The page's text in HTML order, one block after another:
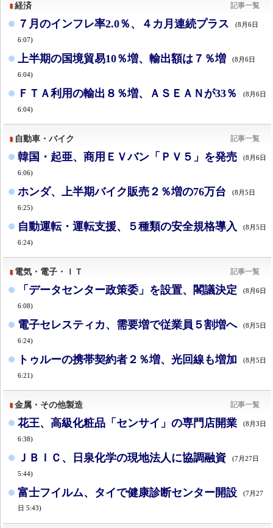
経済 記事一覧
７月のインフレ率2.0％、４カ月連続プラス (8月6日
6:07)
上半期の国境貿易10％増、輸出額は７％増 (8月6日
6:04)
ＦＴＡ利用の輸出８％増、ＡＳＥＡＮが33％ (8月6日
6:04)
自動車・バイク 記事一覧
韓国・起亜、商用ＥＶバン「ＰＶ５」を発売 (8月6日
6:06)
ホンダ、上半期バイク販売２％増の76万台 (8月5日
6:25)
自動運転・運転支援、５種類の安全規格導入 (8月5日
6:24)
電気・電子・ＩＴ 記事一覧
「データセンター政策委」を設置、閣議決定 (8月6日
6:08)
電子セレスティカ、需要増で従業員５割増へ (8月5日
6:24)
トゥルーの携帯契約者２％増、光回線も増加 (8月5日
6:21)
金属・その他製造 記事一覧
花王、高級化粧品「センサイ」の専門店開業 (8月3日
6:38)
ＪＢＩＣ、日泉化学の現地法人に協調融資 (7月27日
5:44)
富士フイルム、タイで健康診断センター開設
(7月27
日 5:43)